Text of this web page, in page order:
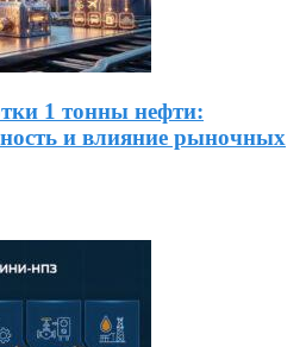
1 тонны нефти:
и влияние рыночных